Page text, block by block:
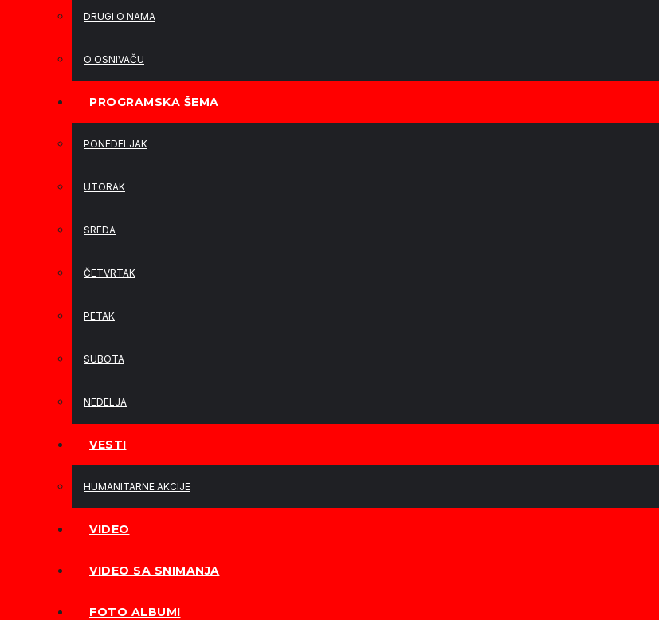
DRUGI O NAMA
O OSNIVAČU
PROGRAMSKA ŠEMA
PONEDELJAK
UTORAK
SREDA
ČETVRTAK
PETAK
SUBOTA
NEDELJA
VESTI
HUMANITARNE AKCIJE
VIDEO
VIDEO SA SNIMANJA
FOTO ALBUMI